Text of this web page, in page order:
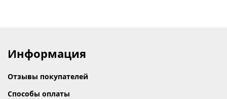
Информация
Отзывы покупателей
Способы оплаты